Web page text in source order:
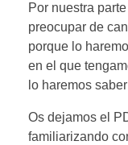
Por nuestra
preocupar de
porque lo
en el que
lo haremos
Os dejamos el
familiarizando